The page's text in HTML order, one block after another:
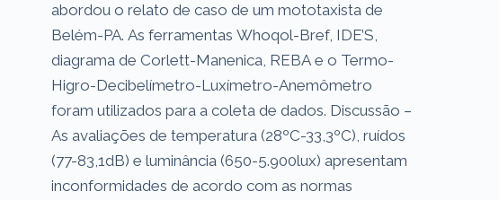
abordou o relato de caso de um mototaxista de
Belém-PA. As ferramentas Whoqol-Bref, IDE’S,
diagrama de Corlett-Manenica, REBA e o Termo-
Higro-Decibelímetro-Luxímetro-Anemômetro
foram utilizados para a coleta de dados. Discussão –
As avaliações de temperatura (28ºC-33,3ºC), ruídos
(77-83,1dB) e luminância (650-5.900lux) apresentam
inconformidades de acordo com as normas